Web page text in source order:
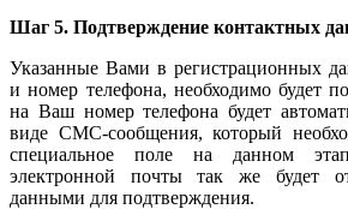
Шаг 5. Подтверждение контактных
Указанные Вами в регистрационных
и номер телефона, необходимо будет
на Ваш номер телефона будет
виде СМС-сообщения, который
специальное поле на данном
электронной почты так же будет
данными для подтверждения.